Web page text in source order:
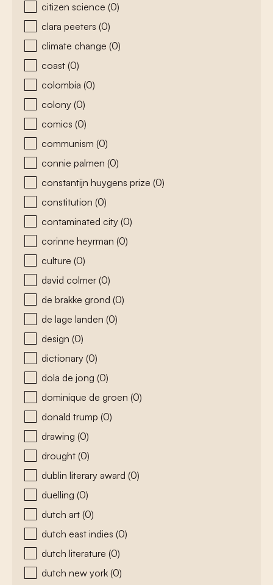
citizen science (0)
clara peeters (0)
climate change (0)
coast (0)
colombia (0)
colony (0)
comics (0)
communism (0)
connie palmen (0)
constantijn huygens prize (0)
constitution (0)
contaminated city (0)
corinne heyrman (0)
culture (0)
david colmer (0)
de brakke grond (0)
de lage landen (0)
design (0)
dictionary (0)
dola de jong (0)
dominique de groen (0)
donald trump (0)
drawing (0)
drought (0)
dublin literary award (0)
duelling (0)
dutch art (0)
dutch east indies (0)
dutch literature (0)
dutch new york (0)